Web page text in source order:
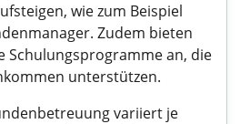
wie zum Beispiel
Zudem bieten
Schulungsprogramme an, die
unterstützen.
variiert je